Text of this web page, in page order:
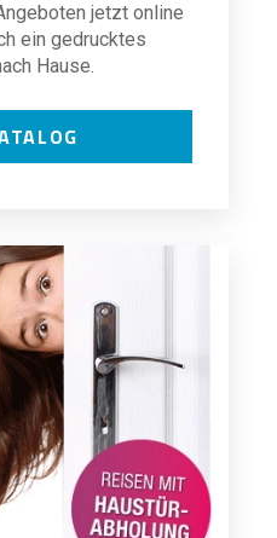
jetzt online
ein gedrucktes
Hause.